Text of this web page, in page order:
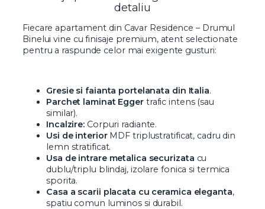
detaliu
Fiecare apartament din Cavar Residence – Drumul
Binelui vine cu finisaje premium, atent selectionate
pentru a raspunde celor mai exigente gusturi:
Gresie si faianta portelanata din Italia.
Parchet laminat Eggertrafic intens (sau
similar).
Incalzire: Corpuri radiante.
Usi de interiorMDF triplustratificat, cadru din
lemn stratificat.
Usa de intrare metalica securizata cu
dublu/triplu blindaj, izolare fonica si termica
sporita.
Casa a scarii placata cu ceramica eleganta,
spatiu comun luminos si durabil.